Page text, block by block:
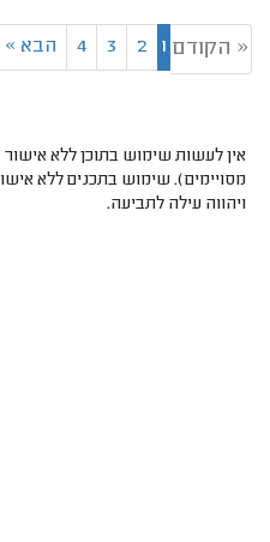
« הקודם 1
2
3
4 הבא »
אין לעשות שימוש בתוכן ללא
מסויימים). שימוש בתכנים ללא
ויהווה עילה לתביעה.